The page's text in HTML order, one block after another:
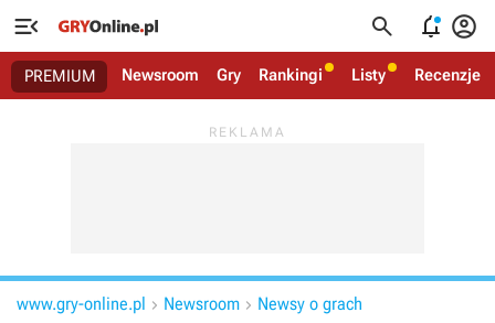
   
PREMIUM Newsroom Gry Rankingi Listy Recenzje
www.gry-online.pl  Newsroom  Newsy o grach